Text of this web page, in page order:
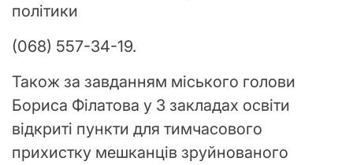
політики
(068) 557-34-19.
Також за завданням міського голови
Бориса Філатова у 3 закладах освіти
відкриті пункти для тимчасового
прихистку мешканців зруйнованого